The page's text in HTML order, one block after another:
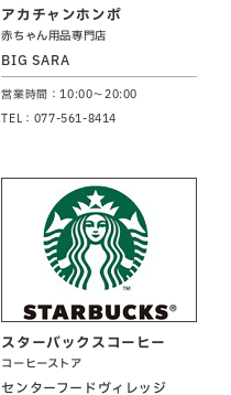
アカチャンホンポ
赤ちゃん用品専門店
BIG SARA
営業時間：10:00～20:00
TEL：077-561-8414
スターバックスコーヒー
コーヒーストア
センターフードヴィレッジ